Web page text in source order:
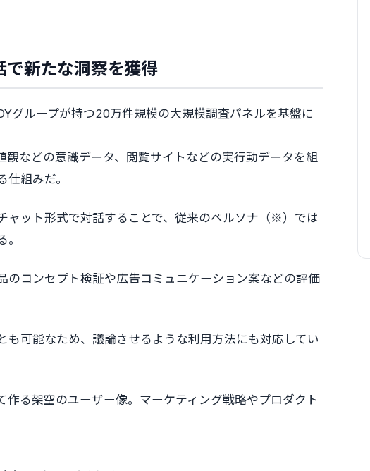
新たな洞察を獲得
グループが持つ20万件規模の大規模調査パネルを基盤に
などの意識データ、閲覧サイトなどの実行動データを組
組みだ。
ャット形式で対話することで、従来のペルソナ（※）では
のコンセプト検証や広告コミュニケーション案などの評価
可能なため、議論させるような利用方法にも対応してい
る架空のユーザー像。マーケティング戦略やプロダクト